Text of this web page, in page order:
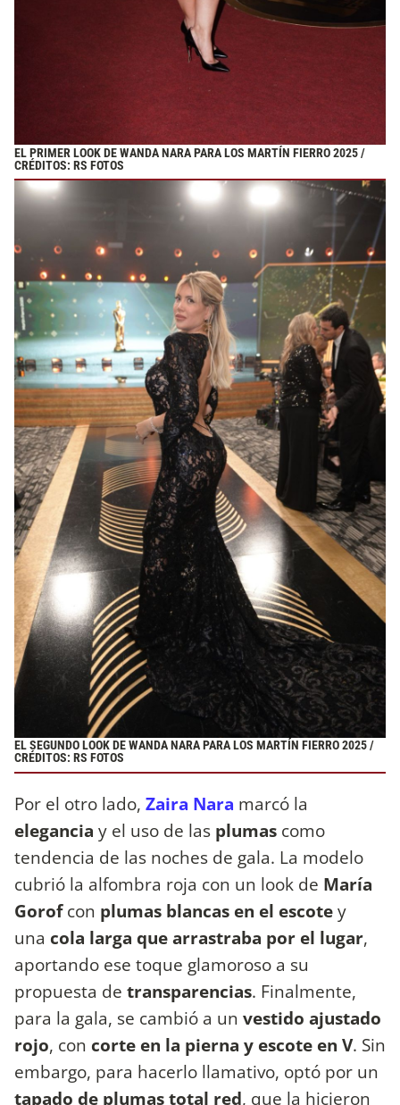
EL PRIMER LOOK DE WANDA NARA PARA LOS MARTÍN FIERRO 2025 /
CRÉDITOS: RS FOTOS
EL SEGUNDO LOOK DE WANDA NARA PARA LOS MARTÍN FIERRO 2025 /
CRÉDITOS: RS FOTOS
Por el otro lado, Zaira Nara marcó la
elegancia y el uso de las plumas como
tendencia de las noches de gala. La modelo
cubrió la alfombra roja con un look de María
Gorofcon plumas blancas en el escotey
una cola larga que arrastraba por el lugar,
aportando ese toque glamoroso a su
propuesta de transparencias. Finalmente,
para la gala, se cambió a un vestido ajustado
rojo, con corte en la pierna y escote en V. Sin
embargo, para hacerlo llamativo, optó por un
tapado de plumas total red, que la hicieron